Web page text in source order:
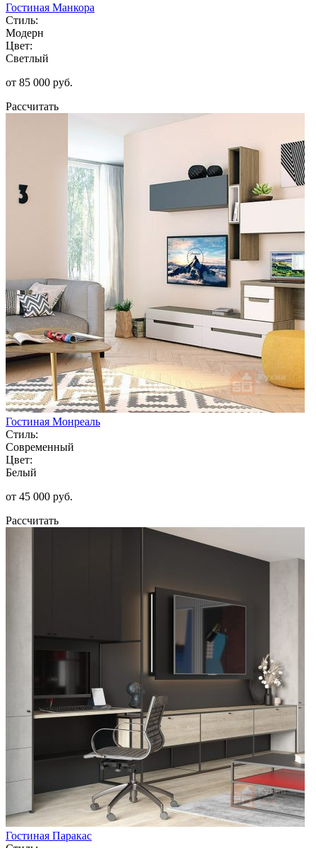
Гостиная Манкора
Стиль:
Модерн
Цвет:
Светлый
от 85 000 руб.
Рассчитать
Гостиная Монреаль
Стиль:
Современный
Цвет:
Белый
от 45 000 руб.
Рассчитать
Гостиная Паракас